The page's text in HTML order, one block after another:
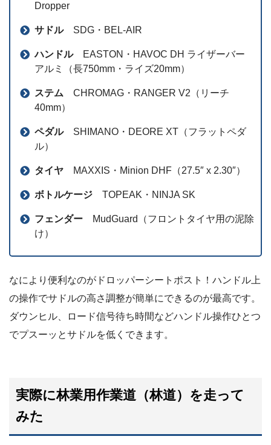
Dropper
サドルSDG・BEL-AIR
ハンドル
EASTON・HAVOC DH ライザーバー
アルミ（長750mm・ライズ20mm）
ステム CHROMAG・RANGER V2（リーチ
40mm）
ペダル SHIMANO・DEORE XT（フラットペダ
ル）
タイヤ MAXXIS・Minion DHF（27.5″ x 2.30″）
ボトルケージ TOPEAK・NINJA SK
フェンダー MudGuard（フロントタイヤ用の泥除
け）
なにより便利なのがドロッパーシートポスト！ハンドル上
の操作でサドルの高さ調整が簡単にできるのが最高です。
ダウンヒル、ロード信号待ち時間などハンドル操作ひとつ
でプスーッとサドルを低くできます。
実際に林業用作業道（林道）を走って
みた